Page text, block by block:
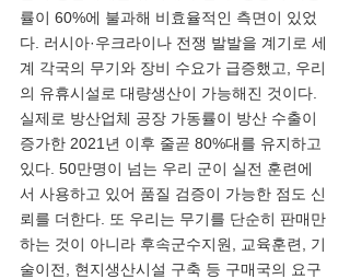
률이 60%에 불과해 비효율적인 측면이 있었
다. 러시아·우크라이나 전쟁 발발을 계기로 세
계 각국의 무기와 장비 수요가 급증했고, 우리
의 유휴시설로 대량생산이 가능해진 것이다.
실제로 방산업체 공장 가동률이 방산 수출이
증가한 2021년 이후 줄곧 80%대를 유지하고
있다. 50만명이 넘는 우리 군이 실전 훈련에
서 사용하고 있어 품질 검증이 가능한 점도 신
뢰를 더한다. 또 우리는 무기를 단순히 판매만
하는 것이 아니라 후속군수지원, 교육훈련, 기
술이전, 현지생산시설 구축 등 구매국의 요구